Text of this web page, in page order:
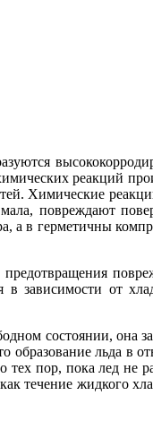
реакций
Химические
повреждают
а в герметичны
зависимости от
состоянии, она
образование льда в
тех пор, пока лед не
течение жидкого